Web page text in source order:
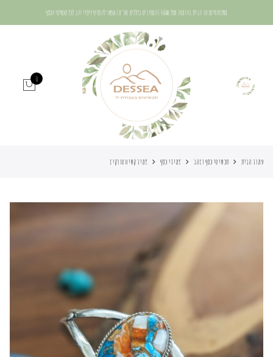
משלוח חינם עד הבית בהזמנה מעל 400₪ | המחירים כוללים מע"מ | אפשר להוסיף ציפוי זהב לכל תכשיטי הכסף
0
עמוד הבית תכשיטי כסף וזהב צמידי כסף צמיד קשיח טורקיז